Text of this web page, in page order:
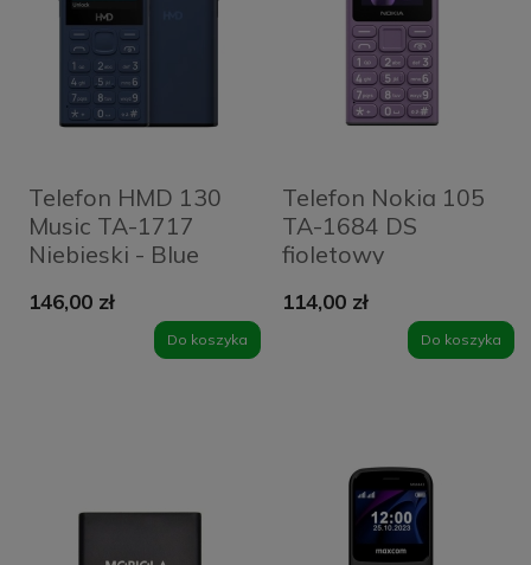
Telefon HMD 130
Music TA-1717
Niebieski - Blue
146,00 zł
Do koszyka
Telefon Nokia 105
TA-1684 DS
fioletowy
114,00 zł
Do koszyka